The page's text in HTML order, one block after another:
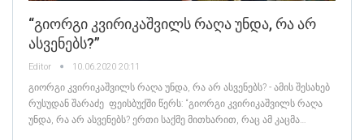
“გიორგი Კვირიკაშვილს Რაღა Უნდა, Რა Არ
Ასვენებს?”
Editor 10.06.2020 20:11
გიორგი კვირიკაშვილს რაღა უნდა, რა არ ასვენებს? - ამის შესახებ
რუსუდან შარაძე ფეისბუქში წერს: “გიორგი კვირიკაშვილს რაღა
უნდა, რა არ ასვენებს? ერთი საქმე მითხარით, რაც ამ კაცმა…